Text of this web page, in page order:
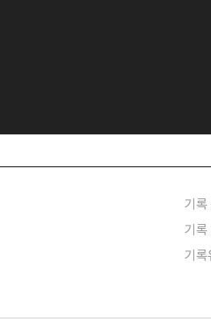
기록
기록
기록